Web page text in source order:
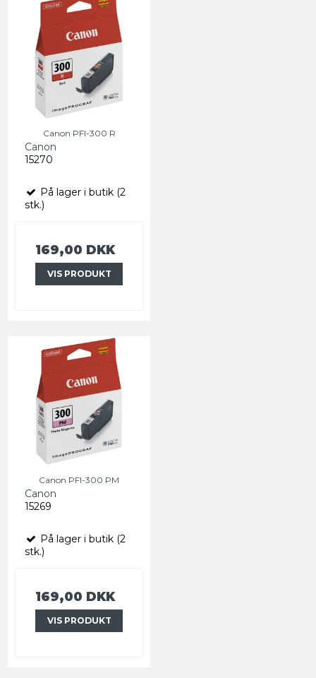
Canon PFI-300 R
Canon
15270
På lager i butik (2
stk.)
169,00 DKK
VIS PRODUKT
Canon PFI-300 PM
Canon
15269
På lager i butik (2
stk.)
169,00 DKK
VIS PRODUKT